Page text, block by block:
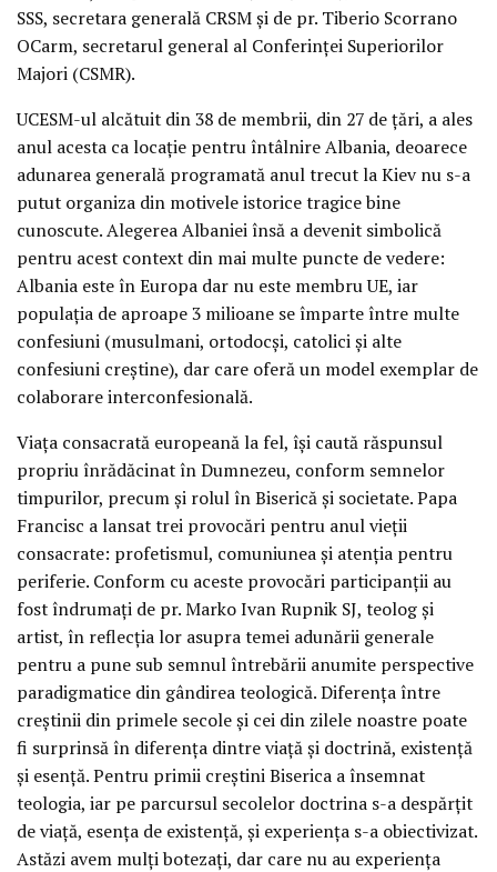
SSS, secretara generală CRSM şi de pr. Tiberio Scorrano
OCarm, secretarul general al Conferinţei Superiorilor
Majori (CSMR).
UCESM-ul alcătuit din 38 de membrii, din 27 de ţări, a ales
anul acesta ca locaţie pentru întâlnire Albania, deoarece
adunarea generală programată anul trecut la Kiev nu s-a
putut organiza din motivele istorice tragice bine
cunoscute. Alegerea Albaniei însă a devenit simbolică
pentru acest context din mai multe puncte de vedere:
Albania este în Europa dar nu este membru UE, iar
populaţia de aproape 3 milioane se împarte între multe
confesiuni (musulmani, ortodocşi, catolici şi alte
confesiuni creştine), dar care oferă un model exemplar de
colaborare interconfesională.
Viaţa consacrată europeană la fel, îşi caută răspunsul
propriu înrădăcinat în Dumnezeu, conform semnelor
timpurilor, precum şi rolul în Biserică şi societate. Papa
Francisc a lansat trei provocări pentru anul vieţii
consacrate: profetismul, comuniunea şi atenţia pentru
periferie. Conform cu aceste provocări participanţii au
fost îndrumaţi de pr. Marko Ivan Rupnik SJ, teolog şi
artist, în reflecţia lor asupra temei adunării generale
pentru a pune sub semnul întrebării anumite perspective
paradigmatice din gândirea teologică. Diferenţa între
creştinii din primele secole şi cei din zilele noastre poate
fi surprinsă în diferenţa dintre viaţă şi doctrină, existenţă
şi esenţă. Pentru primii creştini Biserica a însemnat
teologia, iar pe parcursul secolelor doctrina s-a despărţit
de viaţă, esenţa de existenţă, şi experienţa s-a obiectivizat.
Astăzi avem mulţi botezaţi, dar care nu au experienţa